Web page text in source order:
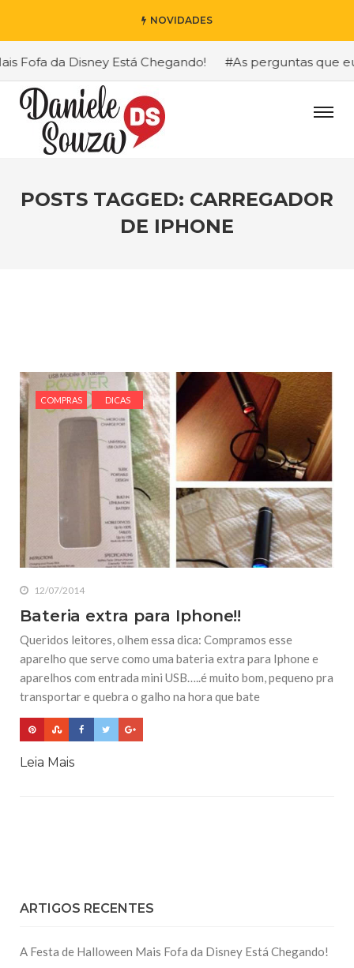
NOVIDADES
da Disney Está Chegando! #As perguntas que eu
POSTS TAGGED: CARREGADOR
DE IPHONE
COMPRAS DICAS
12/07/2014
Bateria extra para Iphone!!
Queridos leitores, olhem essa dica: Compramos esse
aparelho que serve como uma bateria extra para Iphone e
aparelhos com entrada mini USB…..é muito bom, pequeno pra
transportar e quebra o galho na hora que bate
Leia Mais
ARTIGOS RECENTES
A Festa de Halloween Mais Fofa da Disney Está Chegando!